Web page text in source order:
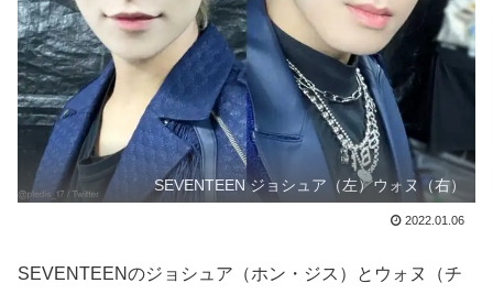
SEVENTEEN ジョシュア（左）ウォヌ（右）
2022.01.06
SEVENTEENのジョシュア（ホン・ジス）とウォヌ（チ